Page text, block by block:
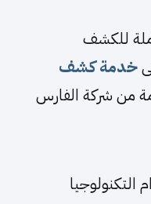
للكشف
خدمة كشف
من شركة الفارس
التكنولوجيا